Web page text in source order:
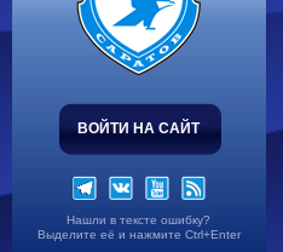
ВОЙТИ НА САЙТ
Нашли в тексте ошибку?
Выделите её и нажмите Ctrl+Enter